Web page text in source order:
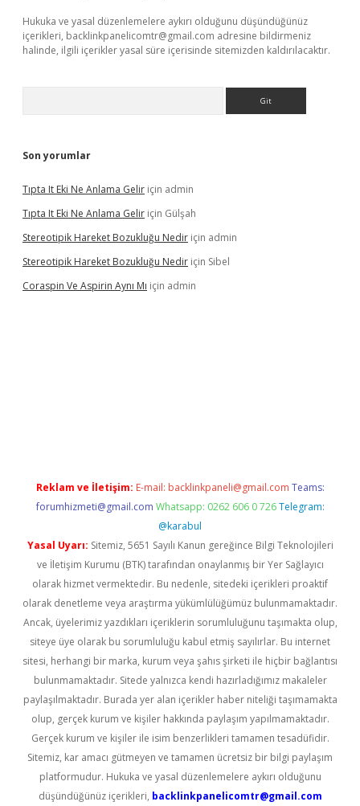
Hukuka ve yasal düzenlemelere aykırı olduğunu düşündüğünüz
içerikleri, backlinkpanelicomtr@gmail.com adresine bildirmeniz
halinde, ilgili içerikler yasal süre içerisinde sitemizden kaldırılacaktır.
Son yorumlar
Tıpta It Eki Ne Anlama Gelir için admin
Tıpta It Eki Ne Anlama Gelir için Gülşah
Stereotipik Hareket Bozukluğu Nedir için admin
Stereotipik Hareket Bozukluğu Nedir için Sibel
Coraspin Ve Aspirin Aynı Mı için admin
Reklam ve İletişim: E-mail: backlinkpaneli@gmail.com Teams:
forumhizmeti@gmail.com Whatsapp: 0262 606 0 726 Telegram:
@karabul
Yasal Uyarı: Sitemiz, 5651 Sayılı Kanun gereğince Bilgi Teknolojileri
ve İletişim Kurumu (BTK) tarafından onaylanmış bir Yer Sağlayıcı
olarak hizmet vermektedir. Bu nedenle, sitedeki içerikleri proaktif
olarak denetleme veya araştırma yükümlülüğümüz bulunmamaktadır.
Ancak, üyelerimiz yazdıkları içeriklerin sorumluluğunu taşımakta olup,
siteye üye olarak bu sorumluluğu kabul etmiş sayılırlar. Bu internet
sitesi, herhangi bir marka, kurum veya şahıs şirketi ile hiçbir bağlantısı
bulunmamaktadır. Sitede yalnızca kendi hazırladığımız makaleler
paylaşılmaktadır. Burada yer alan içerikler haber niteliği taşımamakta
olup, gerçek kurum ve kişiler hakkında paylaşım yapılmamaktadır.
Gerçek kurum ve kişiler ile isim benzerlikleri tamamen tesadüfidir.
Sitemiz, kar amacı gütmeyen ve tamamen ücretsiz bir bilgi paylaşım
platformudur. Hukuka ve yasal düzenlemelere aykırı olduğunu
düşündüğünüz içerikleri, backlinkpanelicomtr@gmail.com